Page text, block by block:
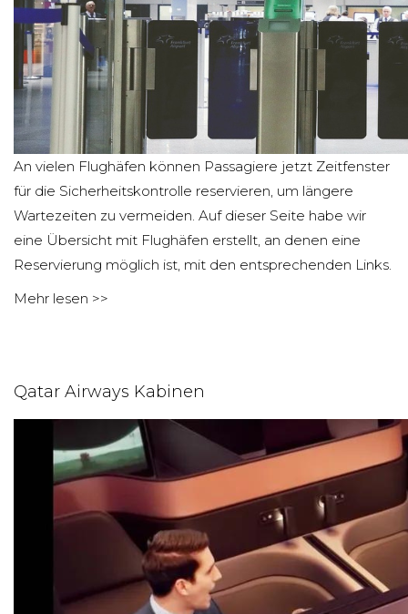
An vielen Flughäfen können Passagiere jetzt Zeitfenster
für die Sicherheitskontrolle reservieren, um längere
Wartezeiten zu vermeiden. Auf dieser Seite habe wir
eine Übersicht mit Flughäfen erstellt, an denen eine
Reservierung möglich ist, mit den entsprechenden Links.
Mehr lesen >>
Qatar Airways Kabinen